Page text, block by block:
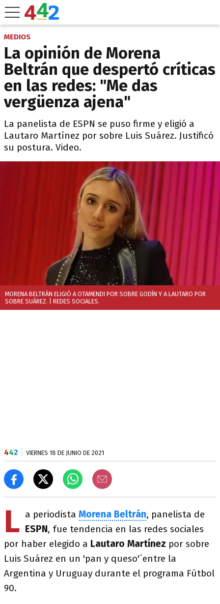
MEDIOS
La opinión de Morena
Beltrán que despertó críticas
en las redes: "Me das
vergüenza ajena"
La panelista de ESPN se puso firme y eligió a
Lautaro Martínez por sobre Luis Suárez. Justificó
su postura. Video.
MORENA BELTRÁN ELIGIÓ A OTAMENDI POR SOBRE GODÍN Y A LAUTARO POR
SOBRE SUÁREZ. | REDES SOCIALES.
442 VIERNES 18 DE JUNIO DE 2021
L a periodista Morena Beltrán, panelista de
ESPN, fue tendencia en las redes sociales
por haber elegido a Lautaro Martínez por sobre
Luis Suárez en un 'pan y queso'´entre la
Argentina y Uruguay durante el programa Fútbol
90.